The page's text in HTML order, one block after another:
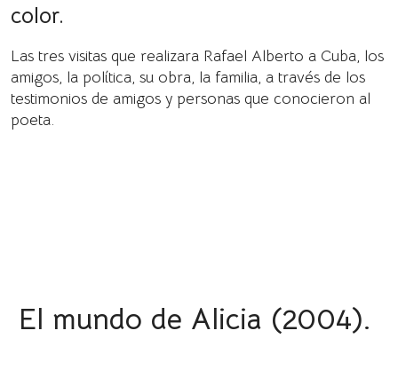
color.
Las tres visitas que realizara Rafael Alberto a Cuba, los
amigos, la política, su obra, la familia, a través de los
testimonios de amigos y personas que conocieron al
poeta.
El mundo de Alicia (2004).